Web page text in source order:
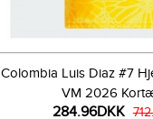
Colombia Luis Diaz #7
VM 2026
284.96DKK